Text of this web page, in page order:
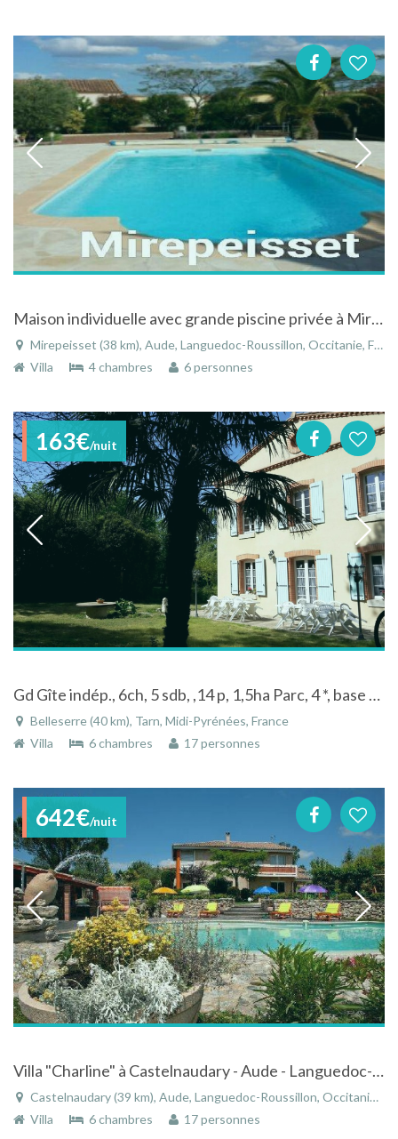
Maison individuelle avec grande piscine privée à Mirepeisset dans le Languedoc Roussillon
Mirepeisset (38 km), Aude, Languedoc-Roussillon, Occitanie, France
Villa
4 chambres 6 personnes
163€/nuit
Gd Gîte indép., 6ch, 5 sdb, ,14 p, 1,5ha Parc, 4 *, base balnéaire St Ferreol 6km, forêts, vtt, randonnées, lac de pêche à 500m.
Belleserre (40 km), Tarn, Midi-Pyrénées, France
Villa
6 chambres 17 personnes
642€/nuit
Villa "Charline" à Castelnaudary - Aude - Languedoc-Roussillon avec piscine au sel diffazur et spa privatif
Castelnaudary (39 km), Aude, Languedoc-Roussillon, Occitanie, France
Villa
6 chambres 17 personnes